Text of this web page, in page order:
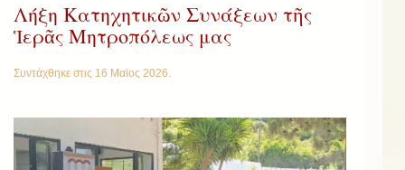
Λήξη Κατηχητικῶν Συνάξεων τῆς
Ἱερᾶς Μητροπόλεως μας
Συντάχθηκε στις 16 Μαϊος 2026.